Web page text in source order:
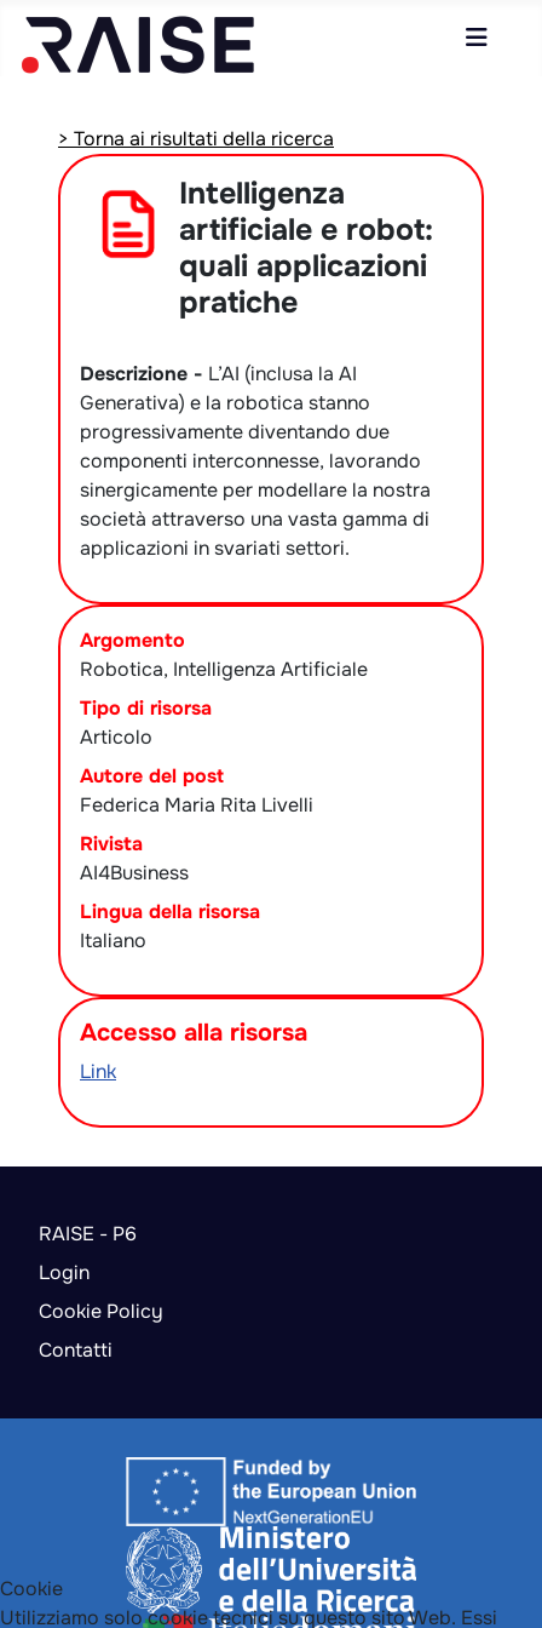
> Torna ai risultati della ricerca
Intelligenza
artificiale e robot:
quali applicazioni
pratiche
Descrizione - L’AI (inclusa la AI
Generativa) e la robotica stanno
progressivamente diventando due
componenti interconnesse, lavorando
sinergicamente per modellare la nostra
società attraverso una vasta gamma di
applicazioni in svariati settori.
Argomento
Robotica, Intelligenza Artificiale
Tipo di risorsa
Articolo
Autore del post
Federica Maria Rita Livelli
Rivista
AI4Business
Lingua della risorsa
Italiano
Accesso alla risorsa
Link
RAISE - P6
Login
Cookie Policy
Contatti
Cookie
Utilizziamo solo cookie tecnici su questo sito Web. Essi